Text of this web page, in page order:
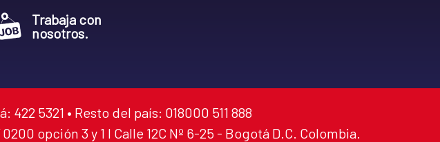
Trabaja con
nosotros.
5321 • Resto del país: 018000 511 888
opción 3 y 1 I Calle 12C Nº 6-25 - Bogotá D.C. Colombia.